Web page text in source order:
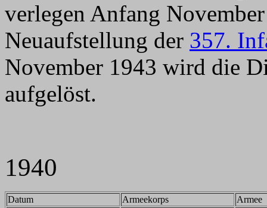
verlegen Anfang
Neuaufstellung der 357.
November 1943 wird die
aufgelöst.
1940
Datum Armeekorps
Armee